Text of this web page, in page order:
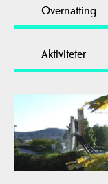
Overnatting
Aktiviteter